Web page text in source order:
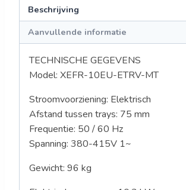
Beschrijving
Aanvullende informatie
TECHNISCHE GEGEVENS
Model: XEFR-10EU-ETRV-MT
Stroomvoorziening: Elektrisch
Afstand tussen trays: 75 mm
Frequentie: 50 / 60 Hz
Spanning: 380-415V 1~
Gewicht: 96 kg